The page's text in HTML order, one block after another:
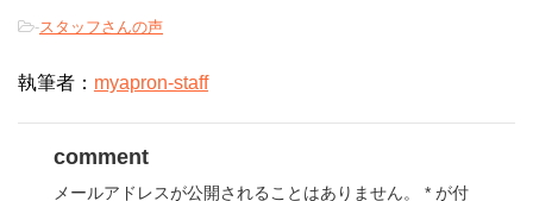
-スタッフさんの声
執筆者： myapron-staff
comment
メールアドレスが公開されることはありません。 * が付